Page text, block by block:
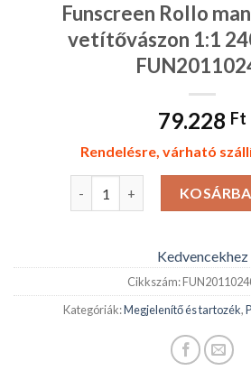
Funscreen Rollo
vetítővászon 1:1
79.228 Ft
Rendelésre, várható
Funscreen Rollo manuális
Kedvencekhez
Cikkszám:
Kategóriák:Megjelenítő és tartozék,